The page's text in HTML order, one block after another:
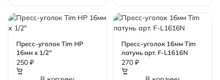
Пресс-уголок Tim НР
16мм х 1/2"
250 ₽
Пресс-уголок 16мм Tim
латунь арт. F-L1616N
270 ₽